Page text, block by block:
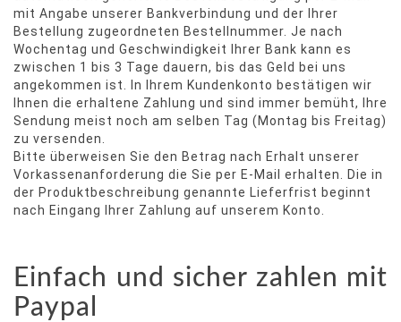
mit Angabe unserer Bankverbindung und der Ihrer
Bestellung zugeordneten Bestellnummer. Je nach
Wochentag und Geschwindigkeit Ihrer Bank kann es
zwischen 1 bis 3 Tage dauern, bis das Geld bei uns
angekommen ist. In Ihrem Kundenkonto bestätigen wir
Ihnen die erhaltene Zahlung und sind immer bemüht, Ihre
Sendung meist noch am selben Tag (Montag bis Freitag)
zu versenden.
Bitte überweisen Sie den Betrag nach Erhalt unserer
Vorkassenanforderung die Sie per E-Mail erhalten. Die in
der Produktbeschreibung genannte Lieferfrist beginnt
nach Eingang Ihrer Zahlung auf unserem Konto.
Einfach und sicher zahlen mit
Paypal